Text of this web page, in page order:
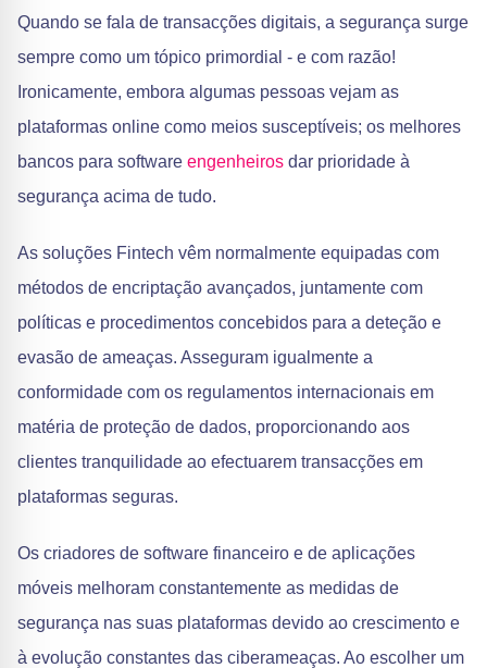
Quando se fala de transacções digitais, a segurança surge
sempre como um tópico primordial - e com razão!
Ironicamente, embora algumas pessoas vejam as
plataformas online como meios susceptíveis; os melhores
bancos para software engenheiros dar prioridade à
segurança acima de tudo.
As soluções Fintech vêm normalmente equipadas com
métodos de encriptação avançados, juntamente com
políticas e procedimentos concebidos para a deteção e
evasão de ameaças. Asseguram igualmente a
conformidade com os regulamentos internacionais em
matéria de proteção de dados, proporcionando aos
clientes tranquilidade ao efectuarem transacções em
plataformas seguras.
Os criadores de software financeiro e de aplicações
móveis melhoram constantemente as medidas de
segurança nas suas plataformas devido ao crescimento e
à evolução constantes das ciberameaças. Ao escolher um